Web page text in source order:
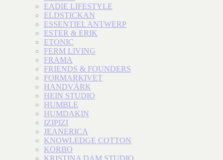
EADIE LIFESTYLE
ELDSTICKAN
ESSENTIEL ANTWERP
ESTER & ERIK
ETONIC
FERM LIVING
FRAMA
FRIENDS & FOUNDERS
FORMARKIVET
HANDVÄRK
HEIN STUDIO
HUMBLE
HUMDAKIN
IZIPIZI
JEANERICA
KNOWLEDGE COTTON
KORBO
KRISTINA DAM STUDIO